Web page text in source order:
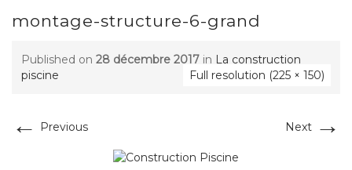
montage-structure-6-grand
Published on 28 décembre 2017 in La construction
piscine
Full resolution (225 × 150)
← Previous Next →